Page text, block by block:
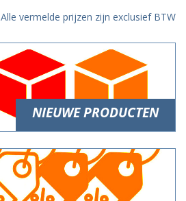
Alle vermelde prijzen zijn exclusief BTW
NIEUWE PRODUCTEN